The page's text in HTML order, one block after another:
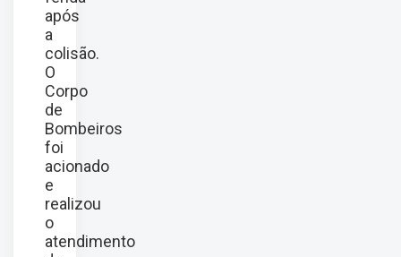
após
a
colisão.
O
Corpo
de
Bombeiros
foi
acionado
e
realizou
o
atendimento